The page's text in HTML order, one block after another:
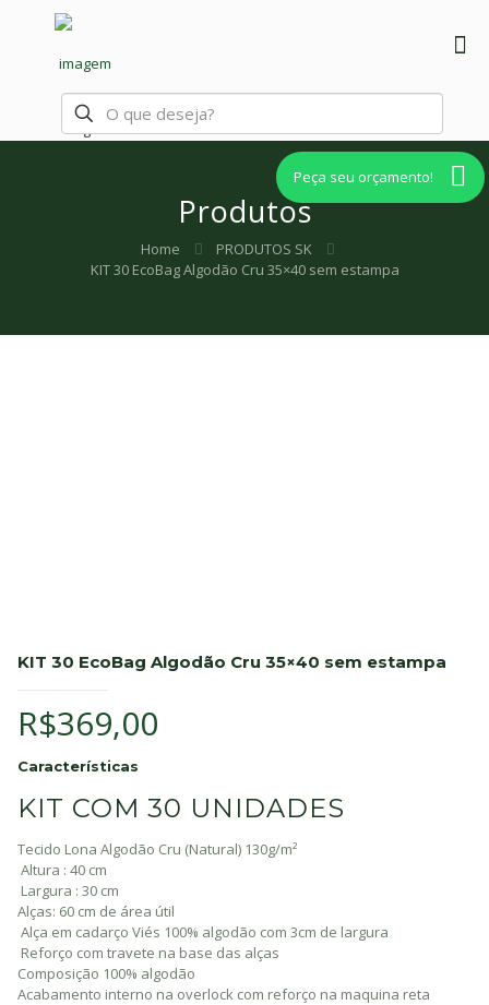
Produtos
Peça seu orçamento!
Home
PRODUTOS SK
KIT 30 EcoBag Algodão Cru 35×40 sem estampa
KIT 30 EcoBag Algodão Cru 35×40 sem estampa
R$369,00
Características
KIT COM 30 UNIDADES
Tecido Lona Algodão Cru (Natural) 130g/m²
Altura : 40 cm
Largura : 30 cm
Alças: 60 cm de área útil
Alça em cadarço Viés 100% algodão com 3cm de largura
Reforço com travete na base das alças
Composição 100% algodão
Acabamento interno na overlock com reforço na maquina reta